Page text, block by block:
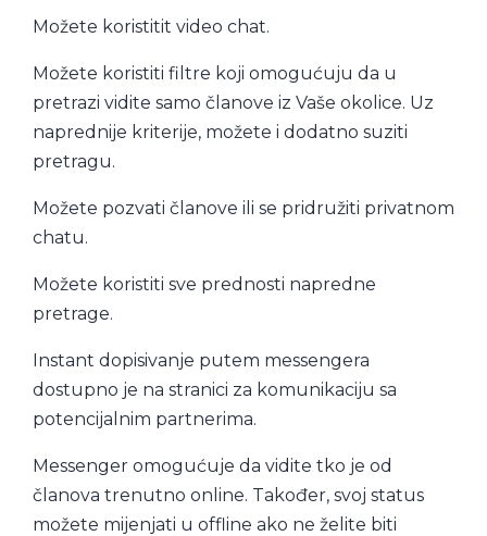
Možete koristitit video chat.
Možete koristiti filtre koji omogućuju da u
pretrazi vidite samo članove iz Vaše okolice. Uz
naprednije kriterije, možete i dodatno suziti
pretragu.
Možete pozvati članove ili se pridružiti privatnom
chatu.
Možete koristiti sve prednosti napredne
pretrage.
Instant dopisivanje putem messengera
dostupno je na stranici za komunikaciju sa
potencijalnim partnerima.
Messenger omogućuje da vidite tko je od
članova trenutno online. Također, svoj status
možete mijenjati u offline ako ne želite biti